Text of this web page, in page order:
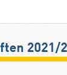
2021/